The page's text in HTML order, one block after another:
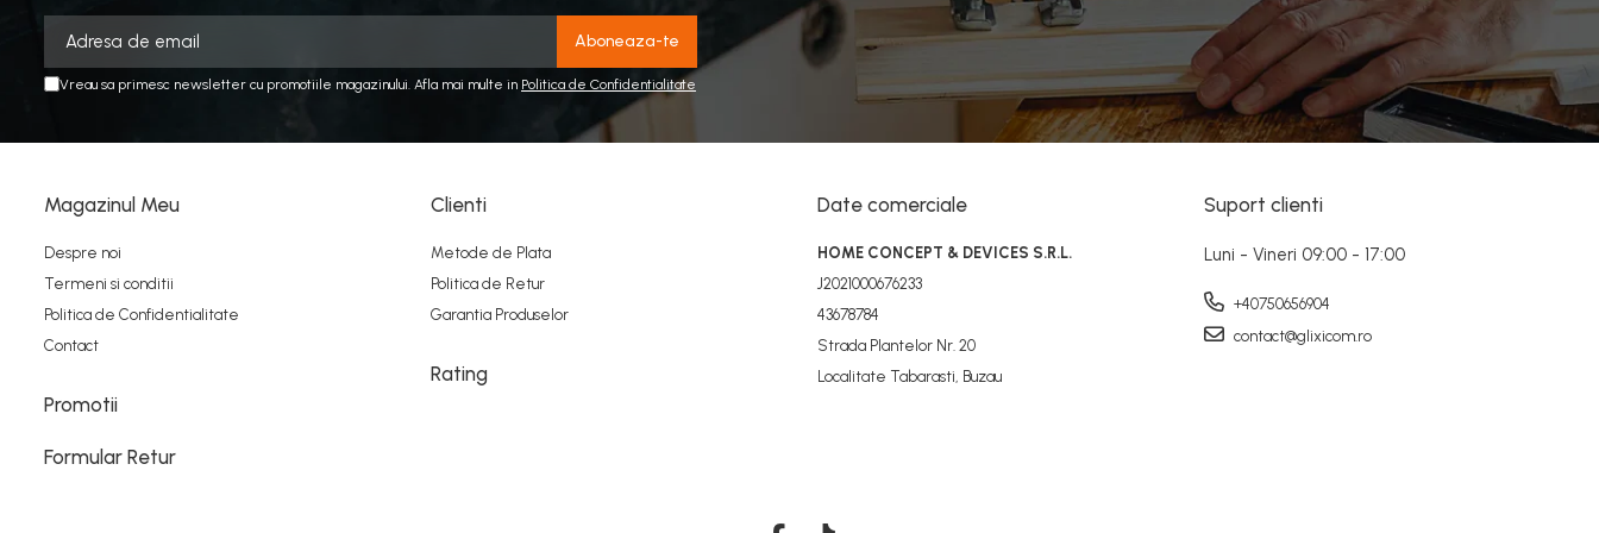
Vreau sa primesc newsletter cu promotiile magazinului. Afla mai multe in Politica de Confidentialitate
Magazinul Meu
Despre noi
Termeni si conditii
Politica de Confidentialitate
Contact
Promotii
Formular Retur
Clienti
Metode de Plata
Politica de Retur
Garantia Produselor
Rating
Date comerciale
HOME CONCEPT & DEVICES S.R.L.
J2021000676233
43678784
Strada Plantelor Nr. 20
Localitate Tabarasti, Buzau
Suport clienti
Luni - Vineri 09:00 - 17:00
+40750656904
contact@glixicom.ro